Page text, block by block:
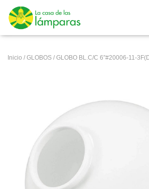
Inicio / GLOBOS / GLOBO BL.C/C 6″#20006-11-